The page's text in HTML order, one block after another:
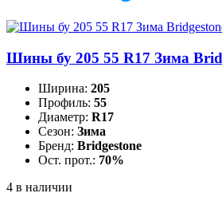
Шины бу 205 55 R17 Зима
Ширина: 205
Профиль: 55
Диаметр: R17
Сезон: Зима
Бренд: Bridgestone
Ост. прот.: 70%
4 в наличии